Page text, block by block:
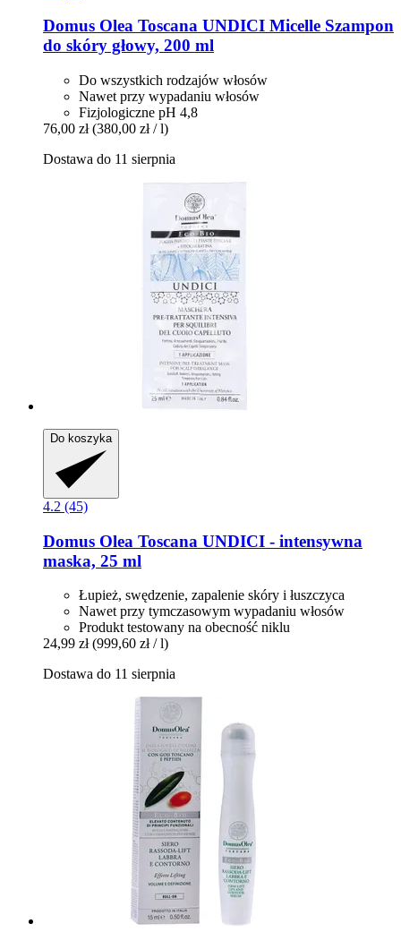
Domus Olea Toscana UNDICI Micelle Szampon
do skóry głowy, 200 ml
Do wszystkich rodzajów włosów
Nawet przy wypadaniu włosów
Fizjologiczne pH 4,8
76,00 zł (380,00 zł / l)
Dostawa do 11 sierpnia
Do koszyka
4.2 (45)
Domus Olea Toscana UNDICI -​ intensywna
maska, 25 ml
Łupież, swędzenie, zapalenie skóry i łuszczyca
Nawet przy tymczasowym wypadaniu włosów
Produkt testowany na obecność niklu
24,99 zł (999,60 zł / l)
Dostawa do 11 sierpnia